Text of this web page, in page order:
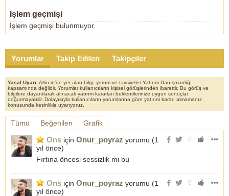
İşlem geçmişi
İşlem geçmişi bulunmuyor.
Yorumlar Takip Edilen Takipçiler
Yasal Uyarı:Altin.in'de yer alan bilgi, yorum ve tavsiyeler Yatırım Danışmanlığı
kapsamında değildir. Yorumlar kullanıcıların kişisel görüşlerinden ibarettir. Bu görüş ve
bilgilere dayanılarak alınacak yatırım kararları beklentilerinize uygun sonuçlar
doğurmayabilir. Dolayısıyla kullanıcıların yorumlarına göre yatırım kararı almamanız
konusunda kesinlikle uyarıyoruz.
Tümü Beğenilen Grafik
0
Ons için Onur_poyraz yorumu (1
yıl önce)
Fırtına öncesi sessizlik mi bu
0
Ons için Onur_poyraz yorumu (1
yıl önce)